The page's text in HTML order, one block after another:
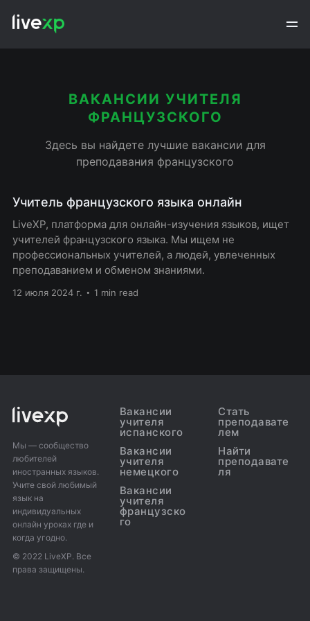
ВАКАНСИИ УЧИТЕЛЯ
ФРАНЦУЗСКОГО
Здесь вы найдете лучшие вакансии для
преподавания французского
Учитель французского языка онлайн
LiveXP, платформа для онлайн-изучения языков, ищет
учителей французского языка. Мы ищем не
профессиональных учителей, а людей, увлеченных
преподаванием и обменом знаниями.
12 июля 2024 г. 1 min read
Мы — сообщество
любителей
иностранных языков.
Учите свой любимый
язык на
индивидуальных
онлайн уроках где и
когда угодно.
© 2022 LiveXP. Все
права защищены.
Вакансии
учителя
испанского
Вакансии
учителя
немецкого
Вакансии
учителя
французско
го
Стать
преподавате
лем
Найти
преподавате
ля